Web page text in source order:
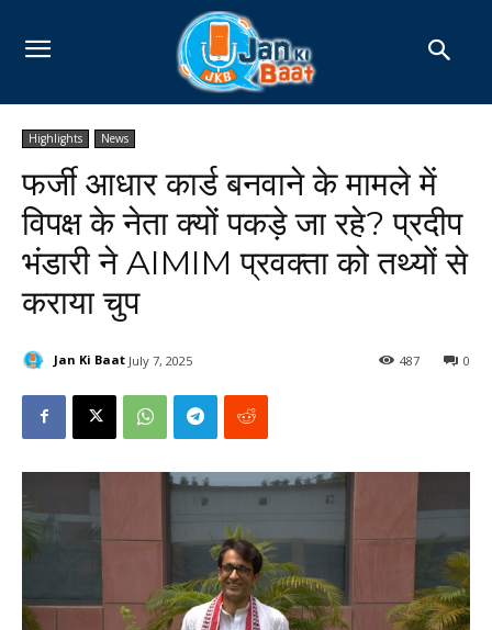
Highlights News
फर्जी आधार कार्ड बनवाने के मामले में
विपक्ष के नेता क्यों पकड़े जा रहे? प्रदीप
भंडारी ने AIMIM प्रवक्ता को तथ्यों से
कराया चुप
Jan Ki Baat July 7, 2025 0
487